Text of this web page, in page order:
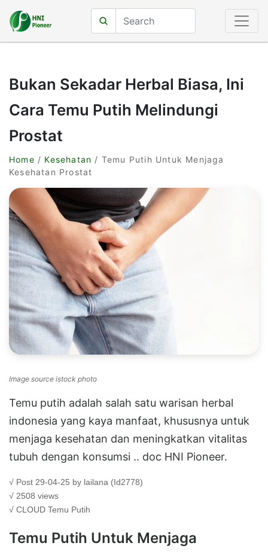
Bukan Sekadar Herbal Biasa, Ini
Cara Temu Putih Melindungi
Prostat
Home / Kesehatan / Temu Putih Untuk Menjaga
Kesehatan Prostat
Image source istock photo
Temu putih adalah salah satu warisan herbal
indonesia yang kaya manfaat, khususnya untuk
menjaga kesehatan dan meningkatkan vitalitas
tubuh dengan konsumsi .. doc HNI Pioneer.
√ Post 29-04-25 by lailana (Id2778)
√ 2508 views
√ CLOUD Temu Putih
Temu Putih Untuk Menjaga